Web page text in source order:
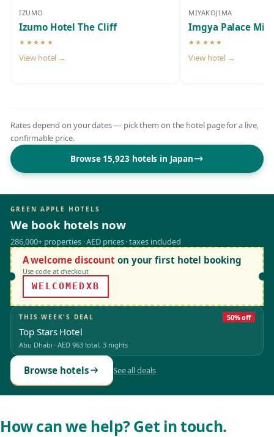
IZUMO
Izumo Hotel The Cliff
★★★★★
5-star hotel
View hotel →
MIYAKOJIMA
Imgya Palace
★★★★★
5-star hotel
View hotel →
Rates depend on your dates — pick them on the hotel page for a live,
confirmable price.
Browse 15,923 hotels in Japan
GREEN APPLE HOTELS
We book hotels now
286,000+ properties · AED prices · taxes included
A welcome discount on your first hotel booking
Use code at checkout
WELCOMEDXB
THIS WEEK'S DEAL 50% off
Top Stars Hotel
Abu Dhabi ·AED 963total, 3 nights
Browse hotels See all deals
How can we help? Get in touch.